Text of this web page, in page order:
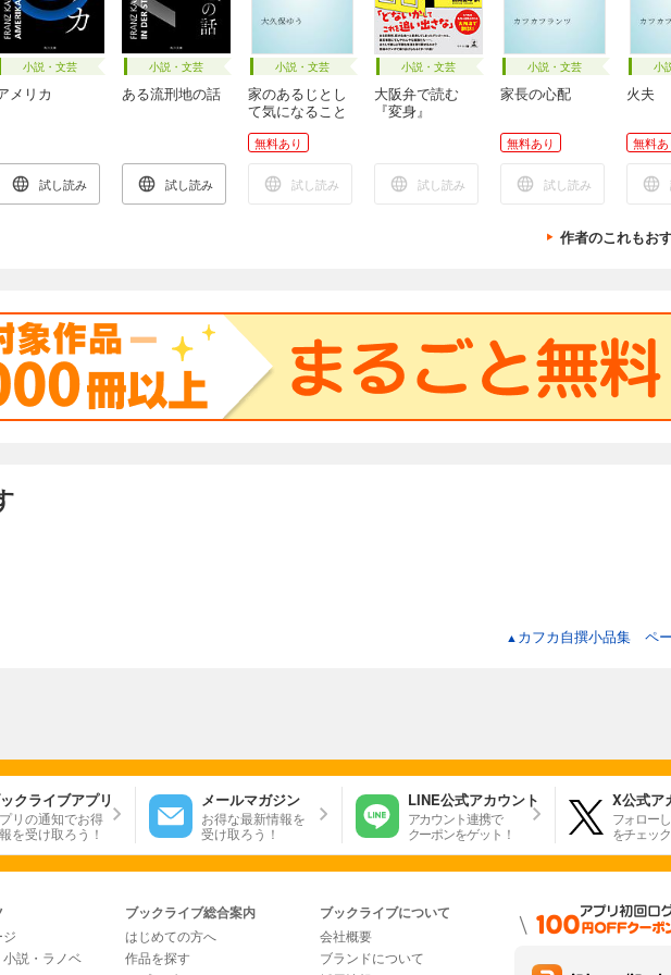
小説・文芸
メリカ
試し読み
小説・文芸
ある流刑地の話
試し読み
小説・文芸
家のあるじとし
て気になること
無料あり
試し読み
小説・文芸
大阪弁で読む
『変身』
試し読み
小説・文芸
家長の心配
無料あり
試し読み
小
火夫
無料あ
作者のこれもお
▲ カフカ自撰小品集 ペ
クライブアプリ
リの通知でお得
を受け取ろう！
メールマガジン
お得な最新情報を
受け取ろう！
LINE公式アカウント
アカウント連携で
クーポンをゲット！
X公式ア
フォロー
をチェック
説・ラノベ
ブックライブ総合案内
はじめての方へ
作品を探す
ブックライブについて
会社概要
ブランドについて